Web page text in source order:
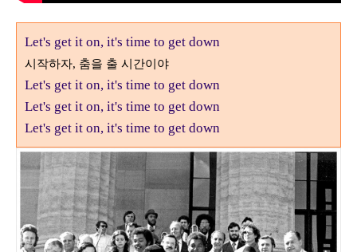
Let's get it on, it's time to get down
시작하자, 춤을 출 시간이야
Let's get it on, it's time to get down
Let's get it on, it's time to get down
Let's get it on, it's time to get down